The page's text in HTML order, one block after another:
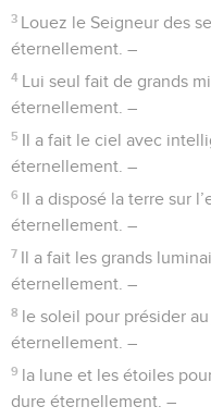
3 Louez le Seigneur des
éternellement. –
4 Lui seul fait de grands
éternellement. –
5 Il a fait le ciel avec
éternellement. –
6 Il a disposé la terre sur
éternellement. –
7 Il a fait les grands
éternellement. –
8 le soleil pour présider
éternellement. –
9 la lune et les étoiles
dure éternellement. –